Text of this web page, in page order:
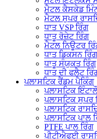
ਮੈਟਲ ਕੈਸਕੇਡ
ਮੈਟਲ ਸੁਪਰ
ਧਾਤ VSP ਰਿੰਗ
ਧਾਤੂ ਰੋਜ਼ੇਟ ਰਿੰਗ
ਮੈਟਲ ਨਿਊਟਰ
ਧਾਤ ਡਿਕਸਨ ਰਿੰਗ
ਧਾਤੂ ਸੰਯੁਕਤ ਰਿੰਗ
ਧਾਤ ਦੀ ਫਲੈਟ
ਪਲਾਸਟਿਕ ਰੈਂਡਮ ਪੈਕਿੰਗ
ਪਲਾਸਟਿਕ
ਪਲਾਸਟਿਕ
ਪਲਾਸਟਿਕ
ਪਲਾਸਟਿਕ ਪਾਲ
PTFE ਪਾਲ ਰਿੰਗ
ਪੀਟੀਐਫਈ